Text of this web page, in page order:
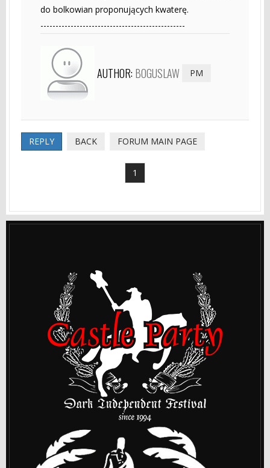
do bolkowian proponujących kwaterę.
------------------------------------------------
AUTHOR: BOGUSLAW PM
REPLY BACK FORUM MAIN PAGE
1